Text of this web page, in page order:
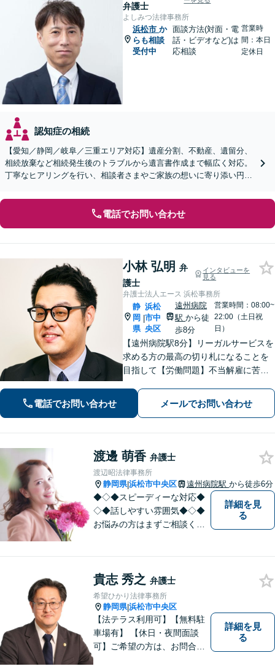
弁護士
よしみつ法律事務所
浜松市 か
らも相談
受付中
面談方法(対面・電
話・ビデオなど)は
応相談
営業時
間：本日
定休日
認知症の相続
【愛知／静岡／岐阜／三重エリア対応】遺産分割、不動産、遺留分、
相続放棄など相続発生後のトラブルから遺言書作成まで幅広く対応。
丁寧なヒアリングを行い、相談者さまやご家族の想いに寄り添い円滑
電話でお問い合わせ
小林 弘明 弁
護士
インタビューを
見る
弁護士法人エース 浜松事務所
静
岡
県
|
浜松
市中
央区
遠州病院
駅から徒
歩8分
営業時間：08:00~
22:00（土日祝
日）
【遠州病院駅8分】リーガルサービスを
求める方の最高の切り札になることを
目指して【労働問題】不当解雇に苦し
を模索します【離婚問題】認知請求・
養育費の請求など、辛い状況を好転さ
電話でお問い合わせ メールでお問い合わせ
渡邊 萌香 弁護士
渡辺昭法律事務所
静岡県|浜松市中央区 遠州病院駅 から徒歩6分
◆◇◆スピーディーな対応◆
◇◆話しやすい雰囲気◆◇◆
お悩みの方はまずご相談くだ
詳細を見
る
貴志 秀之 弁護士
希望ひかり法律事務所
静岡県|浜松市中央区
【法テラス利用可】【無料駐
車場有】 【休日・夜間面談
可】ご希望の方は、お問合せ
詳細を見
る